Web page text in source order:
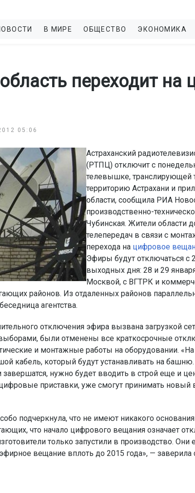
В МИРЕ ОБЩЕСТВО ЭКОНОМИКА
переходит на
05:06
Астраханский
(РТПЦ) отключит с
телевышке, транслирующей
территорию Астрахани и
области, сообщила РИА
производственно-
Чубинская. Жители области
телепередач в связи с
перехода на цифровое
Эфиры будут отключаться с
выходных дня: 28 и 29
Москвой, с ВГТРК и
районов. Из отдаленных районов
агентства.
отключения эфира вызвана загрузкой
были отменены все краткосрочные
и монтажные работы на оборудовании.
кабель, который будут устанавливать на
завершатся, нужно будет вводить в строй еще и
цифровые приставки, уже смогут принимать
подчеркнула, что не имеют никакого
что начало цифрового вещания означает
только запустили в производство. Они
вещание вплоть до 2015 года», — заверила